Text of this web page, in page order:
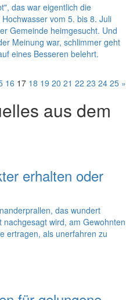
das war eigentlich die
vom 5. bis 8. Juli
Gemeinde heimgesucht. Und
Meinung war, schlimmer geht
eines Besseren belehrt.
16 17 18 19 20 21 22 23 24 25 »
aus dem
erhalten oder
das wundert
wird, am Gewohnten
ertragen, als unerfahren zu